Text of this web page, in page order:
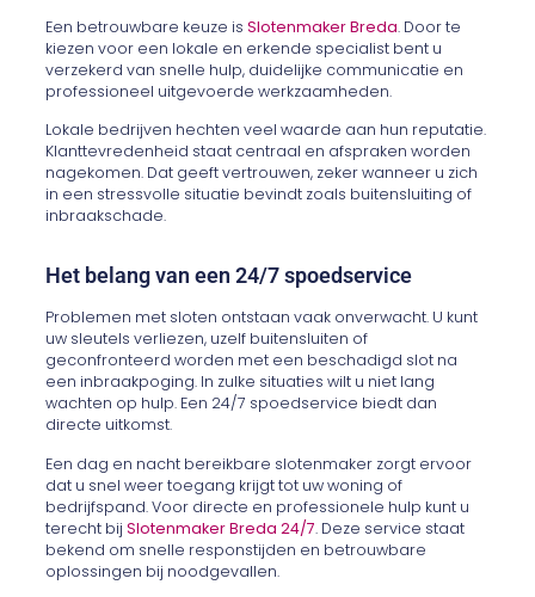
Een betrouwbare keuze isSlotenmaker Breda. Door te
kiezen voor een lokale en erkende specialist bent u
verzekerd van snelle hulp, duidelijke communicatie en
professioneel uitgevoerde werkzaamheden.
Lokale bedrijven hechten veel waarde aan hun reputatie.
Klanttevredenheid staat centraal en afspraken worden
nagekomen. Dat geeft vertrouwen, zeker wanneer u zich
in een stressvolle situatie bevindt zoals buitensluiting of
inbraakschade.
Het belang van een 24/7 spoedservice
Problemen met sloten ontstaan vaak onverwacht. U kunt
uw sleutels verliezen, uzelf buitensluiten of
geconfronteerd worden met een beschadigd slot na
een inbraakpoging. In zulke situaties wilt u niet lang
wachten op hulp. Een 24/7 spoedservice biedt dan
directe uitkomst.
Een dag en nacht bereikbare slotenmaker zorgt ervoor
dat u snel weer toegang krijgt tot uw woning of
bedrijfspand. Voor directe en professionele hulp kunt u
terecht bijSlotenmaker Breda 24/7. Deze service staat
bekend om snelle responstijden en betrouwbare
oplossingen bij noodgevallen.